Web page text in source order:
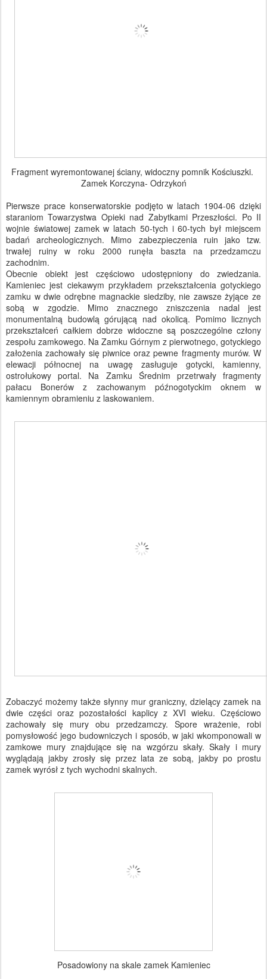
Fragment wyremontowanej ściany, widoczny pomnik Kościuszki.
Zamek Korczyna- Odrzykoń
Pierwsze prace konserwatorskie podjęto w latach 1904-06 dzięki
staraniom Towarzystwa Opieki nad Zabytkami Przeszłości. Po II
wojnie światowej zamek w latach 50-tych i 60-tych był miejscem
badań archeologicznych. Mimo zabezpieczenia ruin jako tzw.
trwałej ruiny w roku 2000 runęła baszta na przedzamczu
zachodnim.
Obecnie obiekt jest częściowo udostępniony do zwiedzania.
Kamieniec jest ciekawym przykładem przekształcenia gotyckiego
zamku w dwie odrębne magnackie siedziby, nie zawsze żyjące ze
sobą w zgodzie. Mimo znacznego zniszczenia nadal jest
monumentalną budowlą górującą nad okolicą. Pomimo licznych
przekształceń całkiem dobrze widoczne są poszczególne człony
zespołu zamkowego. Na Zamku Górnym z pierwotnego, gotyckiego
założenia zachowały się piwnice oraz pewne fragmenty murów. W
elewacji północnej na uwagę zasługuje gotycki, kamienny,
ostrołukowy portal. Na Zamku Średnim przetrwały fragmenty
pałacu Bonerów z zachowanym późnogotyckim oknem w
kamiennym obramieniu z laskowaniem.
Zobaczyć możemy także słynny mur graniczny, dzielący zamek na
dwie części oraz pozostałości kaplicy z XVI wieku. Częściowo
zachowały się mury obu przedzamczy. Spore wrażenie, robi
pomysłowość jego budowniczych i sposób, w jaki wkomponowali w
zamkowe mury znajdujące się na wzgórzu skały. Skały i mury
wyglądają jakby zrosły się przez lata ze sobą, jakby po prostu
zamek wyrósł z tych wychodni skalnych.
Posadowiony na skale zamek Kamieniec